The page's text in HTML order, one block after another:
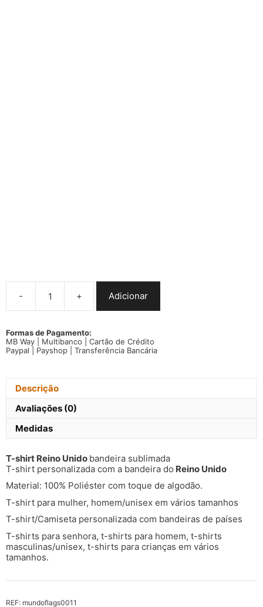
-
Quantidade
de
Reino
Unido
+ Adicionar
Formas de Pagamento:
MB Way | Multibanco | Cartão de Crédito
Paypal | Payshop | Transferência Bancária
Descrição
Avaliações (0)
Medidas
T-shirt Reino Unido bandeira sublimada
T-shirt personalizada com a bandeira do Reino Unido
Material: 100% Poliéster com toque de algodão.
T-shirt para mulher, homem/unisex em vários tamanhos
T-shirt/Camiseta personalizada com bandeiras de países
T-shirts para senhora, t-shirts para homem, t-shirts
masculinas/unisex, t-shirts para crianças em vários
tamanhos.
REF: mundoflags0011